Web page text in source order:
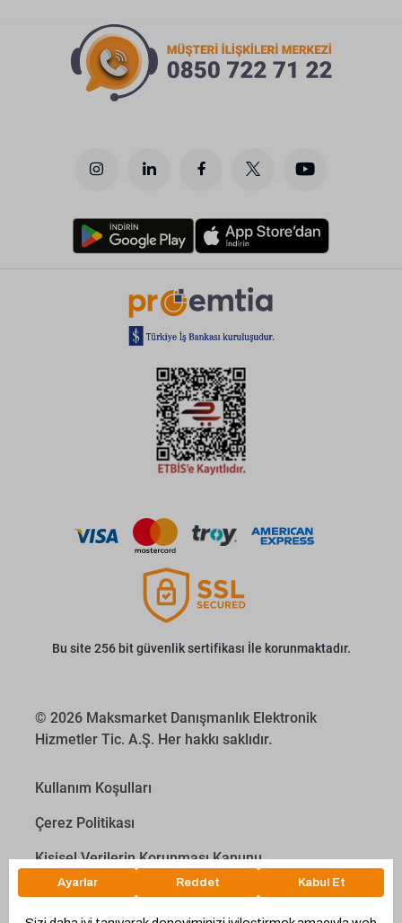
Bu site 256 bit güvenlik sertifikası İle korunmaktadır.
© 2026 Maksmarket Danışmanlık Elektronik
Hizmetler Tic. A.Ş. Her hakkı saklıdır.
Kullanım Koşulları
Çerez Politikası
Kişisel Verilerin Korunması Kanunu
İletişim Aydınlatma Metni